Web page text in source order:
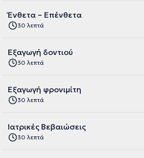
Ένθετα – Επένθετα
30 λεπτά
Εξαγωγή δοντιού
30 λεπτά
Εξαγωγή φρονιμίτη
30 λεπτά
Ιατρικές Βεβαιώσεις
30 λεπτά